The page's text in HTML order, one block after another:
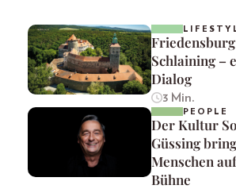
Friedensburg
Schlaining –
Dialog
3 Min.
PEOPLE
Der Kultur
Güssing
Menschen
Bühne